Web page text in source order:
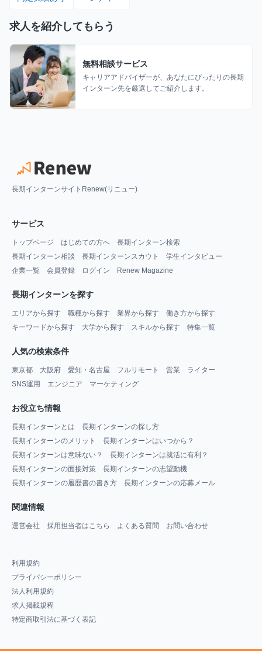
求人を紹介してもらう
無料相談サービス
キャリアアドバイザーが、あなたにぴったりの長期
インターン先を厳選してご紹介します。
長期インターンサイトRenew(リニュー)
サービス
トップページ はじめての方へ
長期インターン検索
長期インターン相談
長期インターンスカウト
学生インタビュー
企業一覧
会員登録 ログイン Renew Magazine
長期インターンを探す
エリアから探す 職種から探す 業界から探す
働き方から探す
キーワードから探す
大学から探す スキルから探す 特集一覧
人気の検索条件
東京都 大阪府 愛知・名古屋 フルリモート 営業
ライター
SNS運用
エンジニア マーケティング
お役立ち情報
長期インターンとは
長期インターンの探し方
長期インターンのメリット
長期インターンはいつから？
長期インターンは意味ない？
長期インターンは就活に有利？
長期インターンの面接対策
長期インターンの志望動機
長期インターンの履歴書の書き方
長期インターンの応募メール
関連情報
運営会社 採用担当者はこちら よくある質問 お問い合わせ
利用規約
プライバシーポリシー
法人利用規約
求人掲載規程
特定商取引法に基づく表記